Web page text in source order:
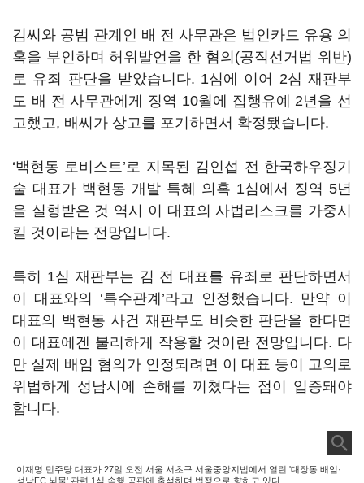
김씨와 공범 관계인 배 전 사무관은 법인카드 유용 의
혹을 부인하며 허위발언을 한 혐의(공직선거법 위반)
로 유죄 판단을 받았습니다. 1심에 이어 2심 재판부
도 배 전 사무관에게 징역 10월에 집행유예 2년을 선
고했고, 배씨가 상고를 포기하면서 확정됐습니다.
‘백현동 로비스트’로 지목된 김인섭 전 한국하우징기
술 대표가 백현동 개발 특혜 의혹 1심에서 징역 5년
을 실형받은 것 역시 이 대표의 사법리스크를 가중시
킬 것이라는 전망입니다.
특히 1심 재판부는 김 전 대표를 유죄로 판단하면서
이 대표와의 ‘특수관계’라고 인정했습니다. 만약 이
대표의 백현동 사건 재판부도 비슷한 판단을 한다면
이 대표에겐 불리하게 작용할 것이란 전망입니다. 다
만 실제 배임 혐의가 인정되려면 이 대표 등이 고의로
위법하게 성남시에 손해를 끼쳤다는 점이 입증돼야
합니다.
이재명 민주당 대표가 27일 오전 서울 서초구 서울중앙지법에서 열린 '대장동 배임·
성남FC 뇌물' 관련 1심 속행 공판에 출석하며 법정으로 향하고 있다.